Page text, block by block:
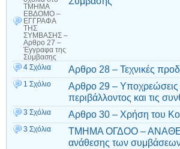
ΤΜΗΜΑ
ΕΒΔΟΜΟ –
ΕΓΓΡΑΦΑ
ΤΗΣ
ΣΥΜΒΑΣΗΣ –
Αρθρο 27 –
Έγγραφα της
Σύμβασης
4 Σχόλια Αρθρο 28 – Τεχνικές
1 Σχόλιο
Αρθρο 29 – Υποχρεώσεις
περιβάλλοντος και τις
3 Σχόλια Αρθρο 30 – Χρήση του
3 Σχόλια
ΤΜΗΜΑ ΟΓΔΟΟ –
ανάθεσης των